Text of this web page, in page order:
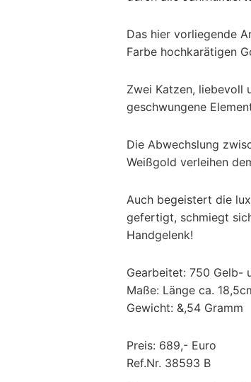
Das hier vorliegende
Farbe hochkarätigen
Zwei Katzen, liebevoll
geschwungene
Die Abwechslung
Weißgold verleihen
Auch begeistert die
gefertigt, schmiegt
Handgelenk!
Gearbeitet: 750 Gelb-
Maße: Länge ca.
Gewicht: &,54 Gramm
Preis: 689,- Euro
Ref.Nr. 38593 B